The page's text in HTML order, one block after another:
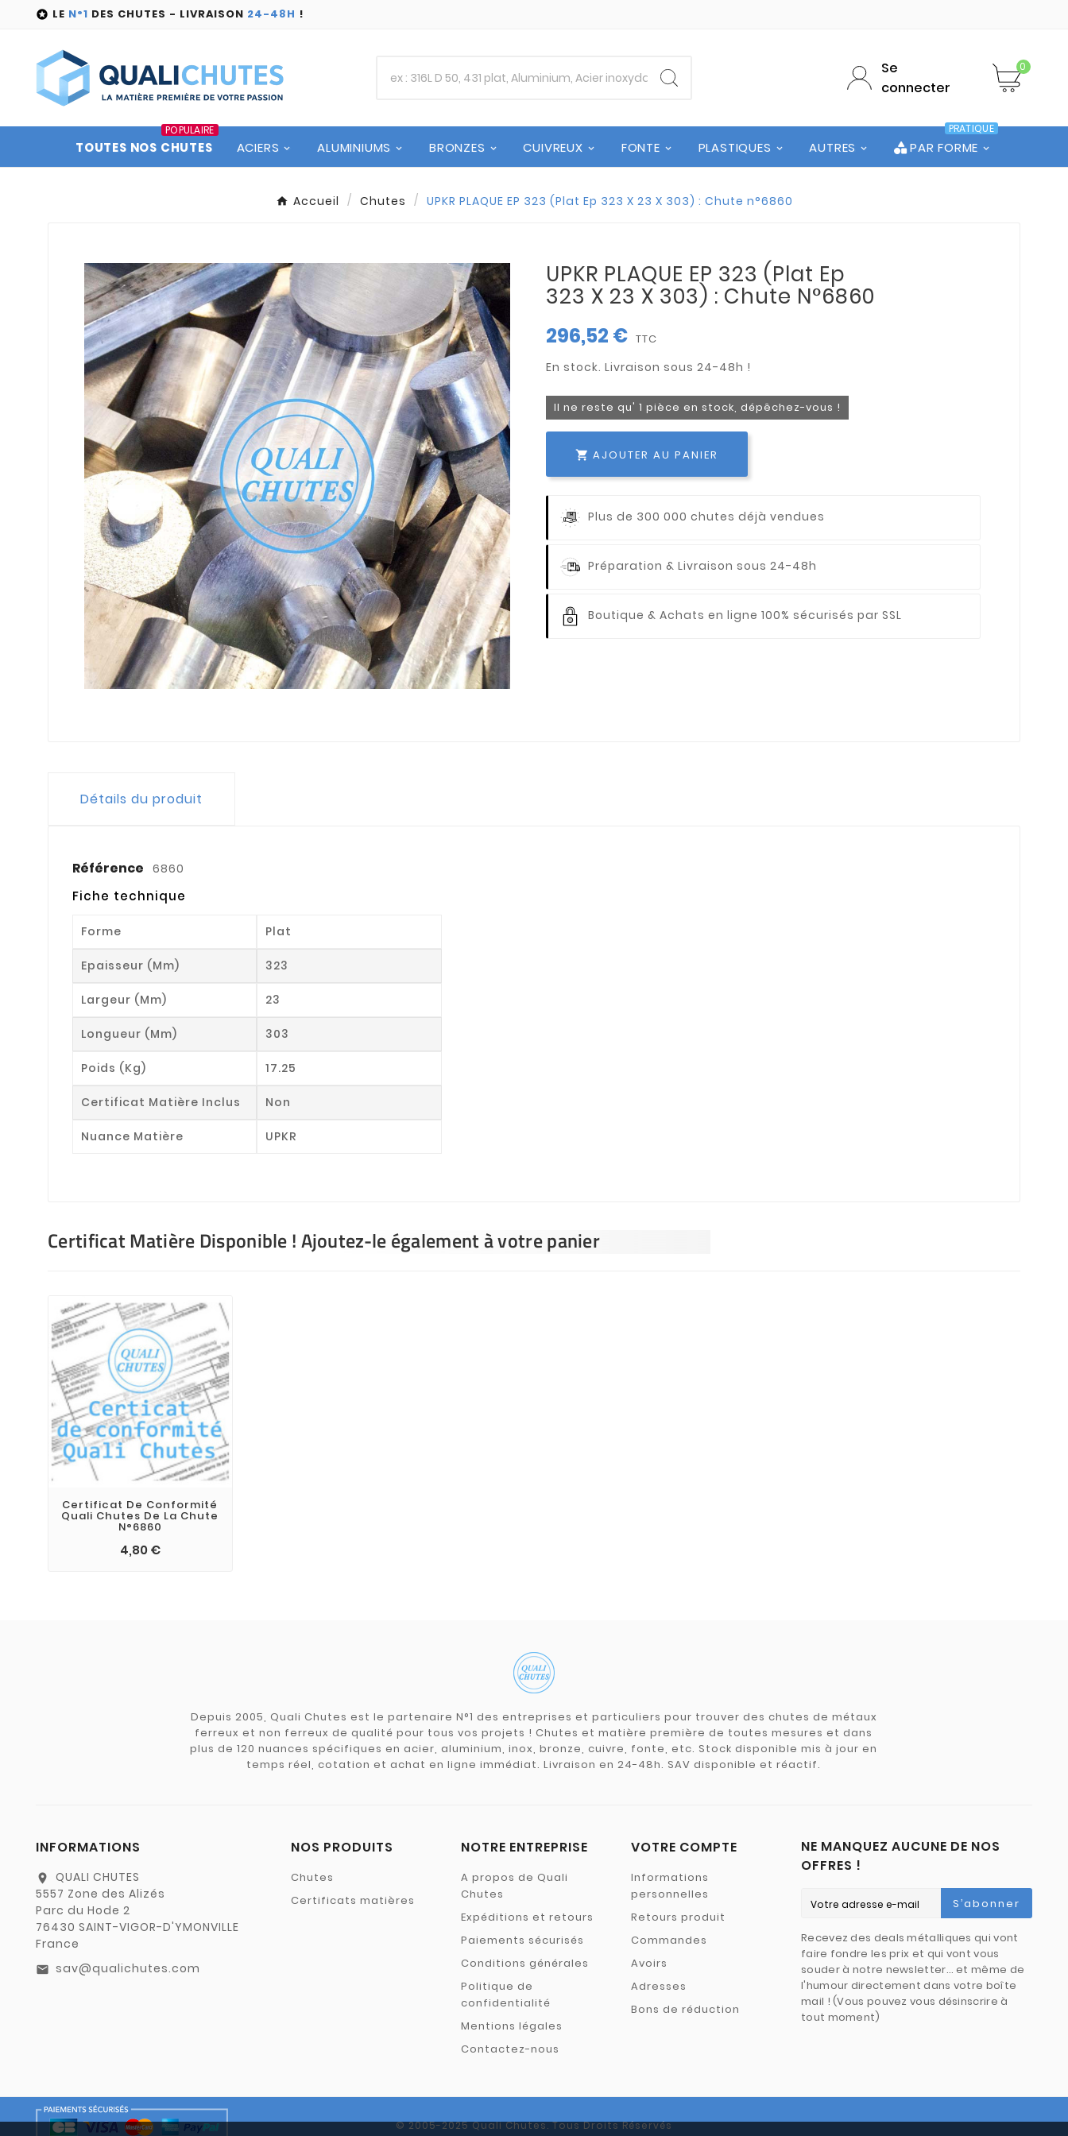
 LE N°1 DES CHUTES - LIVRAISON 24-48H !
Se
connecter
0
TOUTES NOS CHUTES
POPULAIRE
ACIERS ALUMINIUMS BRONZES CUIVREUX FONTE PLASTIQUES AUTRES PAR FORME
PRATIQUE
Accueil Chutes UPKR PLAQUE EP 323 (Plat Ep 323 X 23 X 303) : Chute n°6860
UPKR PLAQUE EP 323 (Plat Ep
323 X 23 X 303) : Chute N°6860
296,52 € TTC
Il ne reste qu' 1 pièce en stock, dépêchez-vous !
 AJOUTER AU PANIER
Plus de 300 000 chutes déjà vendues
Préparation & Livraison sous 24-48h
Boutique & Achats en ligne 100% sécurisés par SSL
Détails du produit
Référence 6860
Fiche technique
Forme Plat
Epaisseur (mm) 323
Largeur (mm) 23
Longueur (mm) 303
Poids (kg) 17.25
Certificat Matière Inclus Non
Nuance Matière UPKR
Certificat Matière Disponible ! Ajoutez-le également à votre panier
Certificat De Conformité
Quali Chutes De La Chute
N°6860
4,80 €
Depuis 2005, Quali Chutes est le partenaire N°1 des entreprises et particuliers pour trouver des chutes de métaux
ferreux et non ferreux de qualité pour tous vos projets ! Chutes et matière première de toutes mesures et dans
plus de 120 nuances spécifiques en acier, aluminium, inox, bronze, cuivre, fonte, etc. Stock disponible mis à jour en
temps réel, cotation et achat en ligne immédiat. Livraison en 24-48h. SAV disponible et réactif.
INFORMATIONS
location_on
QUALI CHUTES
5557 Zone des Alizés
Parc du Hode 2
76430 SAINT-VIGOR-D'YMONVILLE
France
email sav@qualichutes.com
NOS PRODUITS
Chutes
Certificats matières
NOTRE ENTREPRISE
A propos de Quali
Chutes
Expéditions et retours
Paiements sécurisés
Conditions générales
Politique de
confidentialité
Mentions légales
Contactez-nous
VOTRE COMPTE
Informations
personnelles
Retours produit
Commandes
Avoirs
Adresses
Bons de réduction
NE MANQUEZ AUCUNE DE NOS
OFFRES !
S’abonner
Recevez des deals métalliques qui vont
faire fondre les prix et qui vont vous
souder à notre newsletter… et même de
l'humour directement dans votre boîte
mail ! (Vous pouvez vous désinscrire à
tout moment)
© 2005-2025 Quali Chutes. Tous Droits Réservés